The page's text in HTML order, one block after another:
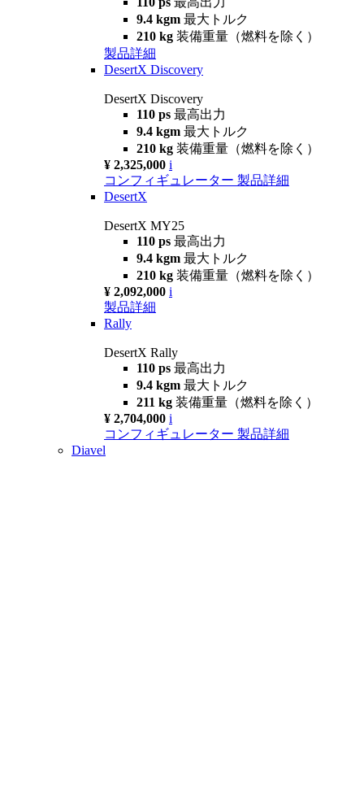
9.4 kgm 最大トルク
210 kg 装備重量（燃料を除く）
製品詳細
DesertX Discovery
DesertX Discovery
110 ps 最高出力
9.4 kgm 最大トルク
210 kg 装備重量（燃料を除く）
¥ 2,325,000 i
コンフィギュレーター 製品詳細
DesertX
DesertX MY25
110 ps 最高出力
9.4 kgm 最大トルク
210 kg 装備重量（燃料を除く）
¥ 2,092,000 i
製品詳細
Rally
DesertX Rally
110 ps 最高出力
9.4 kgm 最大トルク
211 kg 装備重量（燃料を除く）
¥ 2,704,000 i
コンフィギュレーター 製品詳細
Diavel